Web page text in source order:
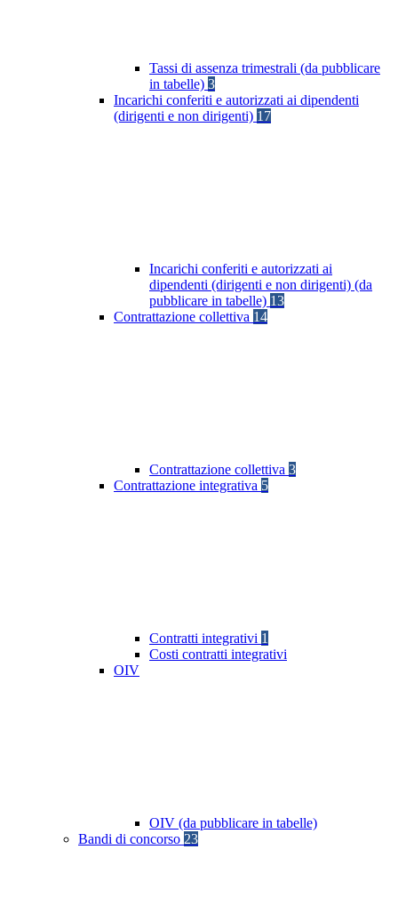
Tassi di assenza trimestrali (da pubblicare
in tabelle) 3
Incarichi conferiti e autorizzati ai dipendenti
(dirigenti e non dirigenti) 17
Incarichi conferiti e autorizzati ai
dipendenti (dirigenti e non dirigenti) (da
pubblicare in tabelle) 13
Contrattazione collettiva 14
Contrattazione collettiva 3
Contrattazione integrativa 5
Contratti integrativi 1
Costi contratti integrativi
OIV
OIV (da pubblicare in tabelle)
Bandi di concorso 23